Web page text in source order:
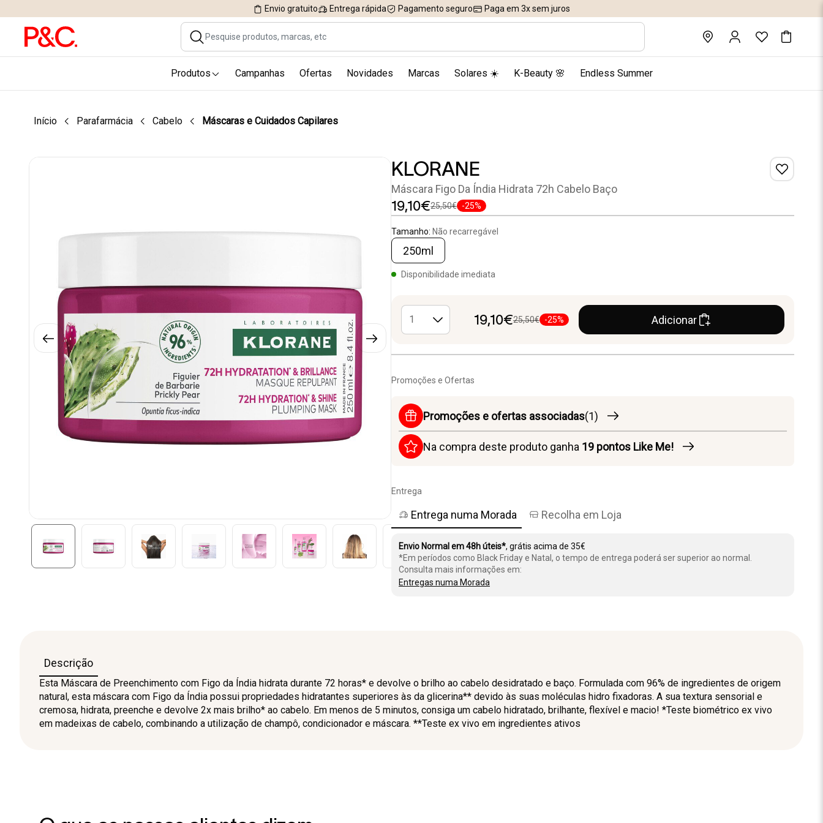
Envio gratuito Entrega rápida Pagamento seguro Paga em 3x sem juros
Produtos Campanhas Ofertas Novidades Marcas Solares ☀️ K-Beauty 🌸 Endless Summer
Início Parafarmácia Cabelo Máscaras e Cuidados Capilares
KLORANE
Máscara Figo Da Índia Hidrata 72h Cabelo Baço
19,10€25,50€ -25%
Tamanho: Não recarregável
250ml
Disponibilidade imediata
19,10€25,50€ -25% Adicionar
Promoções e Ofertas
Promoções e ofertas associadas(1)
Na compra deste produto ganha 19 pontos Like Me!
Entrega
Entrega numa Morada Recolha em Loja
Envio Normal em 48h úteis*, grátis acima de 35€
*Em períodos como Black Friday e Natal, o tempo de entrega poderá ser superior ao normal.
Consulta mais informações em:
Entregas numa Morada
Descrição
Esta Máscara de Preenchimento com Figo da Índia hidrata durante 72 horas* e devolve o brilho ao cabelo desidratado e baço. Formulada com 96% de ingredientes de origem
natural, esta máscara com Figo da Índia possui propriedades hidratantes superiores às da glicerina** devido às suas moléculas hidro fixadoras. A sua textura sensorial e
cremosa, hidrata, preenche e devolve 2x mais brilho* ao cabelo. Em menos de 5 minutos, consiga um cabelo hidratado, brilhante, flexível e macio! *Teste biométrico ex vivo
em madeixas de cabelo, combinando a utilização de champô, condicionador e máscara. **Teste ex vivo em ingredientes ativos